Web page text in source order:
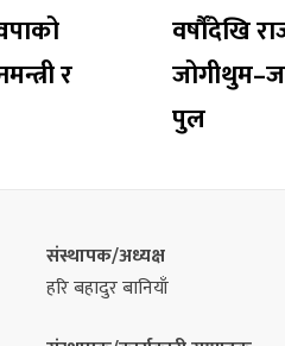
र
वर्षौँदेखि
पुल
संस्थापक/अध्यक्ष
हरि बहादुर बानियाँ